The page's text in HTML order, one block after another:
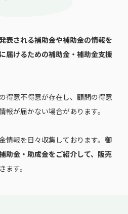
表される補助金や補助金の情報を
届けるための補助金・補助金支援
得意不得意が存在し、顧問の得意
が届かない場合があります。
情報を日々収集しております。 御
助金・助成金をご紹介して、販売
ます。